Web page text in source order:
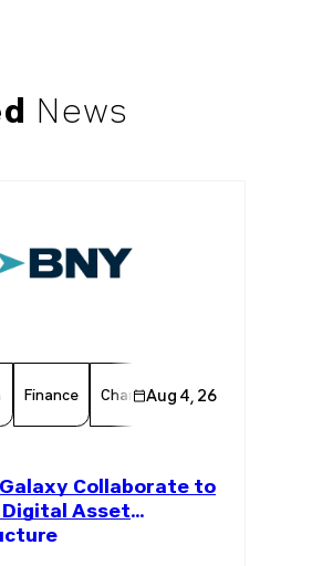
News
Finance Chamber Member
Aug 4, 26
Galaxy Collaborate to
Asset